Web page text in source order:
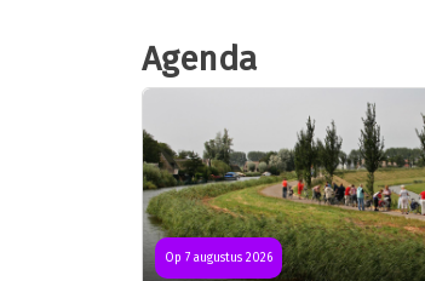
Agenda
Op 7 augustus 2026